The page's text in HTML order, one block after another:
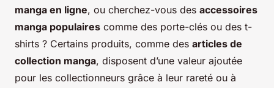
manga en ligne, ou cherchez-vous des accessoires
manga populaires comme des porte-clés ou des t-
shirts ? Certains produits, comme des articles de
collection manga, disposent d’une valeur ajoutée
pour les collectionneurs grâce à leur rareté ou à